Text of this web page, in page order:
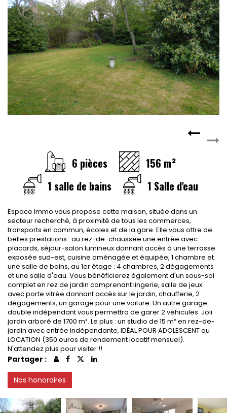
CONTACT
RECRUTEMENT
SERVICES
Actualités
Partenaires
Le palmarès de l'entreprise
6 pièces
156 m²
1 salle de bains
1 Salle d'eau
Espace Immo vous propose cette maison, située dans un
secteur recherché, à proximité de tous les commerces,
transports en commun, écoles et de la gare. Elle vous offre de
belles prestations : au rez-de-chaussée une entrée avec
placards, séjour-salon lumineux donnant accès à une terrasse
exposée sud-est, cuisine aménagée et équipée, 1 chambre et
une salle de bains, au 1er étage : 4 chambres, 2 dégagements
et une salle d'eau. Vous bénéficierez également d'un sous-sol
complet en rez de jardin comprenant lingerie, salle de jeux
avec porte vitrée donnant accès sur le jardin, chaufferie, 2
dégagements, un garage pour une voiture. Un autre garage
double indépendant vous permettra de garer 2 véhicules. Joli
jardin arboré de 1700 m². Le plus : un studio de 15 m² en rez-de-
jardin avec entrée indépendante, IDÉAL POUR ADOLESCENT ou
LOCATION (350 euros de rendement locatif mensuel).
N'attendez plus pour visiter !!
Partager :
Nos honoraires